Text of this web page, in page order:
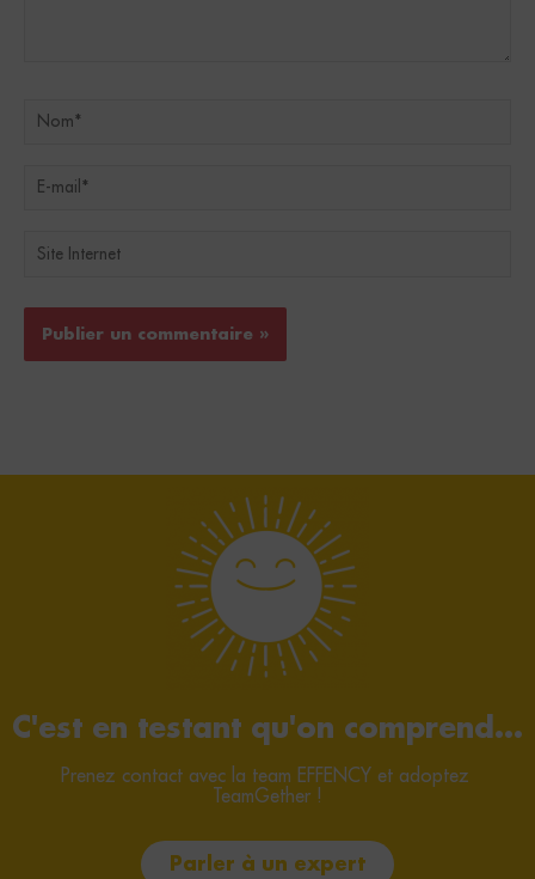
Nom*
Site
C'est en testant qu'on comprend...
Prenez contact avec la team EFFENCY et adoptez
TeamGether !
Parler à un expert